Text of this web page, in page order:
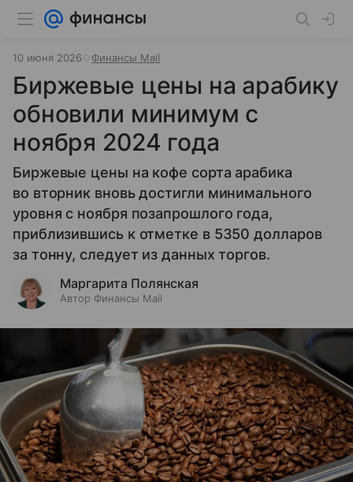
10 июня 2026 Финансы Mail
Биржевые цены на арабику
обновили минимум с
ноября 2024 года
Биржевые цены на кофе сорта арабика
во вторник вновь достигли минимального
уровня с ноября позапрошлого года,
приблизившись к отметке в 5350 долларов
за тонну, следует из данных торгов.
Маргарита Полянская
Автор Финансы Mail